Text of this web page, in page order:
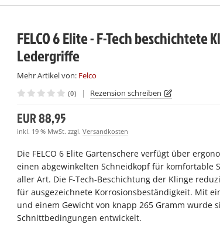
FELCO 6 Elite - F-Tech beschichtete
Ledergriffe
Mehr Artikel von: Felco
(0) | Rezension schreiben
EUR 88,95
inkl. 19 % MwSt. zzgl.Versandkosten
Die FELCO 6 Elite Gartenschere verfügt über
einen abgewinkelten Schneidkopf für komfortable
aller Art. Die F-Tech-Beschichtung der Klinge
für ausgezeichnete Korrosionsbeständigkeit. Mit
und einem Gewicht von knapp 265 Gramm wurde
Schnittbedingungen entwickelt.